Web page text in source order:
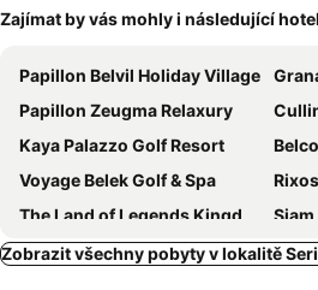
Zajímat by vás mohly i následující
Papillon Belvil Holiday Village
Papillon Zeugma Relaxury
Kaya Palazzo Golf Resort
Voyage Belek Golf & Spa
Rixos
The Land of Legends Kingdom
Siam
Swandor Hotels & Resorts Topkapi Palace
Zobrazit všechny pobyty v lokalitě